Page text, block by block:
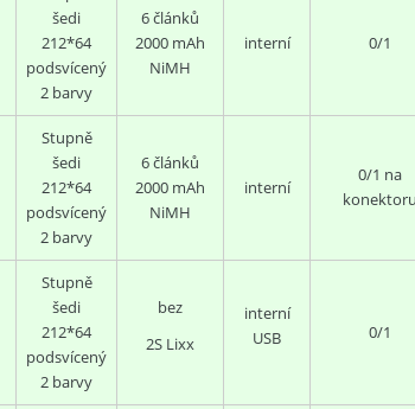
šedi
212*64
podsvícený
2 barvy
6 článků
2000 mAh
NiMH
interní 0/1
Stupně
šedi
212*64
podsvícený
2 barvy
6článků
2000 mAh
NiMH
interní
0/1 na
konektoru
Stupně
šedi
212*64
podsvícený
2 barvy
bez
2S Lixx
interní
USB
0/1